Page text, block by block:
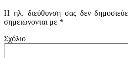
Η ηλ. διεύθυνση σας δεν
σημειώνονται με *